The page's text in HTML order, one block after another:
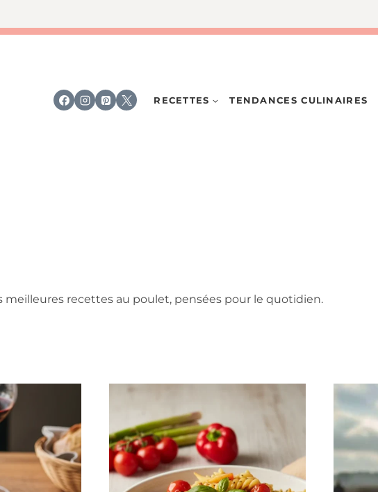
RECETTES TENDANCES CULINAIRES
meilleures recettes au poulet, pensées pour le quotidien.